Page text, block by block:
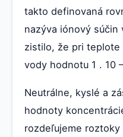
takto definovaná
nazýva iónový súčin
zistilo, že pri teplote
vody hodnotu 1 . 10
Neutrálne, kyslé a
hodnoty
rozdeľujeme